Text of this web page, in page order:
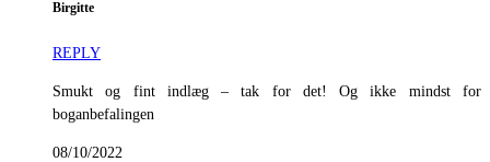
Birgitte
REPLY
Smukt og fint indlæg – tak for det! Og ikke mindst for
boganbefalingen
08/10/2022